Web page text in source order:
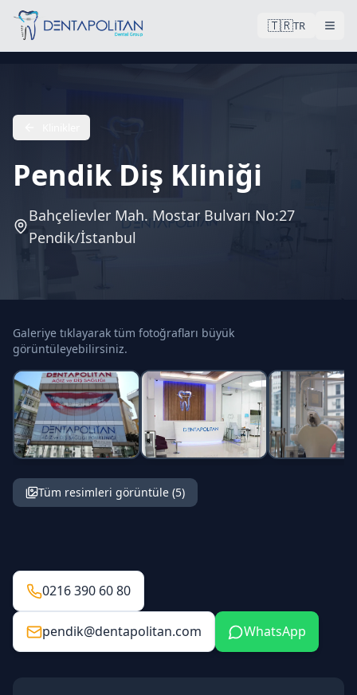
🇹🇷TR
Pendik Diş Kliniği
Bahçelievler Mah. Mostar Bulvarı No:27
Pendik/İstanbul
Galeriye tıklayarak tüm fotoğrafları büyük
görüntüleyebilirsiniz.
Tüm resimleri görüntüle (5)
0216 390 60 80
pendik@dentapolitan.com WhatsApp